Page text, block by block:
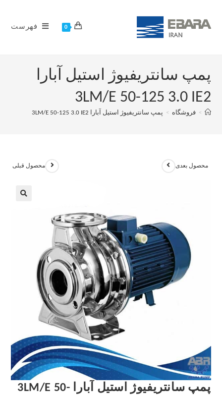
0 فهرست
پمپ سانتریفیوژ استیل آبارا
3LM/E 50-125 3.0 IE2
> فروشگاه > پمپ سانتریفیوژ استیل آبارا 3LM/E 50-125 3.0 IE2
محصول قبلی محصول بعدی
پمپ سانتریفیوژ استیل آبارا 3LM/E 50-